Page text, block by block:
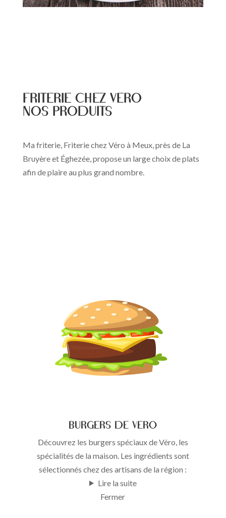
FRITERIE CHEZ VERO
Nos produits
Ma friterie, Friterie chez Véro à Meux, près de La
Bruyère et Éghezée, propose un large choix de plats
afin de plaire au plus grand nombre.
Burgers de Véro
Découvrez les burgers spéciaux de Véro, les
spécialités de la maison. Les ingrédients sont
sélectionnés chez des artisans de la région :
Lire la suite
Fermer